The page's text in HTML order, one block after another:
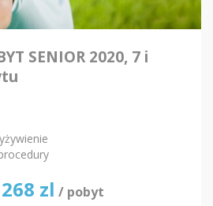
SENIOR 2020, 7 i
zl / pobyt